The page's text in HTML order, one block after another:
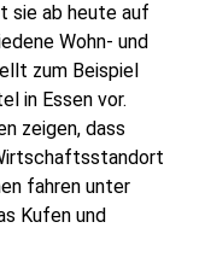
sie ab heute auf
Wohn- und
zum Beispiel
in Essen vor.
zeigen, dass
fahren unter
Kufen und